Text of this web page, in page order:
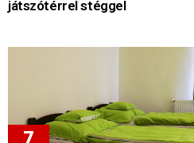
játszótérrel stéggel